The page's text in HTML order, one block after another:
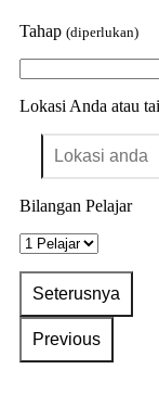
Tahap (diperlukan)
Lokasi Anda atau
Bilangan Pelajar